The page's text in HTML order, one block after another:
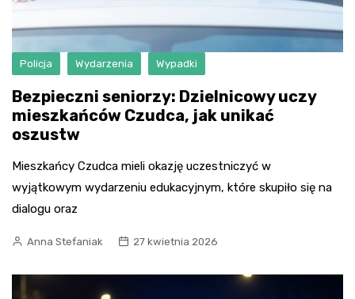
Policja Wydarzenia Wypadki
Bezpieczni seniorzy: Dzielnicowy uczy
mieszkańców Czudca, jak unikać
oszustw
Mieszkańcy Czudca mieli okazję uczestniczyć w
wyjątkowym wydarzeniu edukacyjnym, które skupiło się na
dialogu oraz
Anna Stefaniak 27 kwietnia 2026